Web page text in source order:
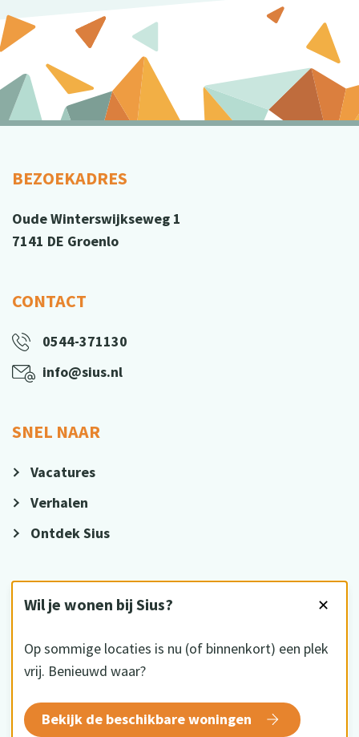
Wil je wonen bij Sius? ✕
Op sommige locaties is nu (of binnenkort) een plek
vrij. Benieuwd waar?
Bekijk de beschikbare woningen
BEZOEKADRES
Oude Winterswijkseweg 1
7141 DE Groenlo
CONTACT
0544-371130
info@sius.nl
SNEL NAAR
Vacatures
Verhalen
Ontdek Sius
HKZ gecertificeerd